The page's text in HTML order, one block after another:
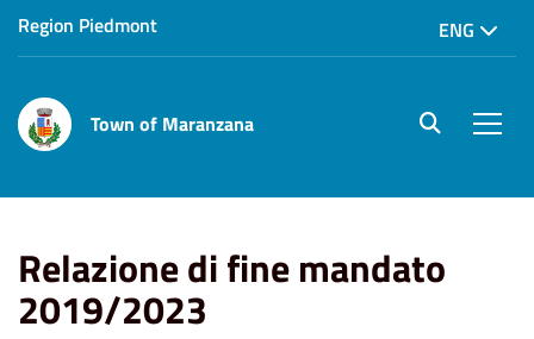
Region Piedmont ENG
Town of Maranzana site.searc
Relazione di fine mandato
2019/2023